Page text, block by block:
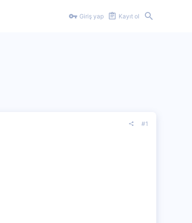
Giriş yap Kayıt ol
#1